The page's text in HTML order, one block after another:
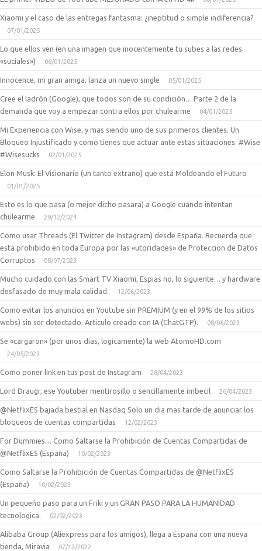
Xiaomi y el caso de las entregas fantasma: ¿ineptitud o simple indiferencia?
07/01/2025
Lo que ellos ven (en una imagen que inocentemente tu subes a las redes
«suciales»)
06/01/2025
Innocence, mi gran amiga, lanza un nuevo single 05/01/2025
Cree el ladrón (Google), que todos son de su condición… Parte 2 de la
demanda que voy a empezar contra ellos por chulearme
04/01/2025
Mi Experiencia con Wise, y mas siendo uno de sus primeros clientes. Un
Bloqueo Injustificado y como tienes que actuar ante estas situaciones. #Wise
#Wisesucks
02/01/2025
Elon Musk: El Visionario (un tanto extraño) que está Moldeando el Futuro
01/01/2025
Esto es lo que pasa (o mejor dicho pasara) a Google cuando intentan
chulearme
29/12/2024
Como usar Threads (El Twitter de Instagram) desde España. Recuerda que
esta prohibido en toda Europa por las «utoridades» de Proteccion de Datos
Corruptos
08/07/2023
Mucho cuidado con las Smart TV Xiaomi, Espias no, lo siguiente… y hardware
desfasado de muy mala calidad.
12/06/2023
Como evitar los anuncios en Youtube sin PREMIUM (y en el 99% de los sitios
webs) sin ser detectado. Articulo creado con IA (ChatGTP).
08/06/2023
Se «cargaron» (por unos dias, logicamente) la web AtomoHD.com
24/05/2023
Como poner link en tus post de Instagram 28/04/2023
Lord Draugr, ese Youtuber mentirosillo o sencillamente imbecil 26/04/2023
@NetflixES bajada bestial en Nasdaq Solo un dia mas tarde de anunciar los
bloqueos de cuentas compartidas
12/02/2023
For Dummies… Como Saltarse la Prohibición de Cuentas Compartidas de
@NetflixES (España)
10/02/2023
Como Saltarse la Prohibición de Cuentas Compartidas de @NetflixES
(España)
10/02/2023
Un pequeño paso para un Friki y un GRAN PASO PARA LA HUMANIDAD
tecnologica.
02/02/2023
Alibaba Group (Aliexpress para los amigos), llega a España con una nueva
tienda, Miravia
07/12/2022